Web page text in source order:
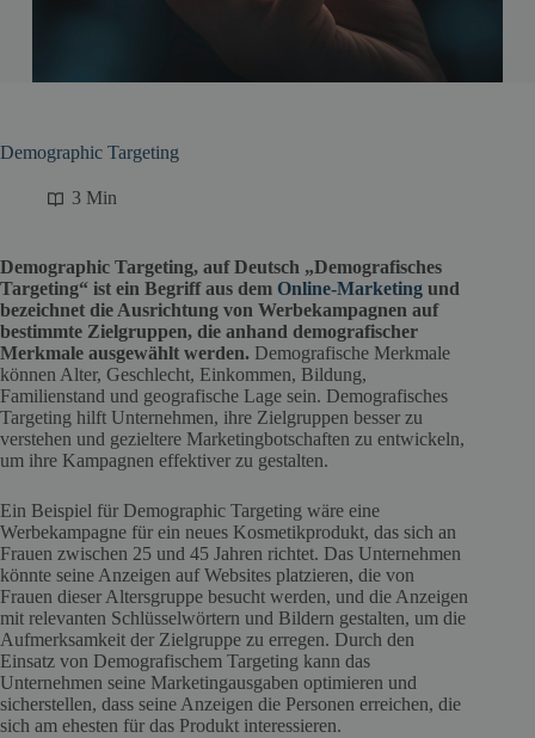
Demographic Targeting
3 Min
Demographic Targeting, auf Deutsch „Demografisches
Targeting“ ist ein Begriff aus dem Online-Marketing und
bezeichnet die Ausrichtung von Werbekampagnen auf
bestimmte Zielgruppen, die anhand demografischer
Merkmale ausgewählt werden. Demografische Merkmale
können Alter, Geschlecht, Einkommen, Bildung,
Familienstand und geografische Lage sein. Demografisches
Targeting hilft Unternehmen, ihre Zielgruppen besser zu
verstehen und gezieltere Marketingbotschaften zu entwickeln,
um ihre Kampagnen effektiver zu gestalten.
Ein Beispiel für Demographic Targeting wäre eine
Werbekampagne für ein neues Kosmetikprodukt, das sich an
Frauen zwischen 25 und 45 Jahren richtet. Das Unternehmen
könnte seine Anzeigen auf Websites platzieren, die von
Frauen dieser Altersgruppe besucht werden, und die Anzeigen
mit relevanten Schlüsselwörtern und Bildern gestalten, um die
Aufmerksamkeit der Zielgruppe zu erregen. Durch den
Einsatz von Demografischem Targeting kann das
Unternehmen seine Marketingausgaben optimieren und
sicherstellen, dass seine Anzeigen die Personen erreichen, die
sich am ehesten für das Produkt interessieren.